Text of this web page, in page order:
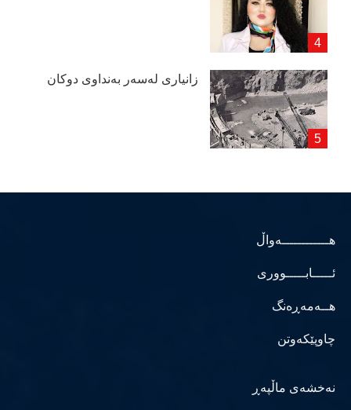
زانیاری لەسەر بەنداوی دوكان
هــــــــــــەواڵ
ئـــــابـــــووری
هــەمەڕەنگ
چاوپێکەوتن
نەخشەی ماڵپەڕ